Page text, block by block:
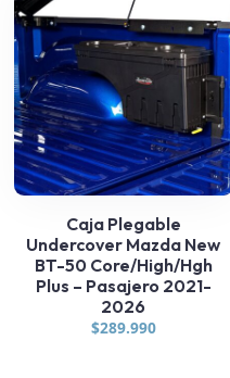
Caja Plegable
Undercover Mazda New
BT-50 Core/High/Hgh
Plus – Pasajero 2021-
2026
$289.990